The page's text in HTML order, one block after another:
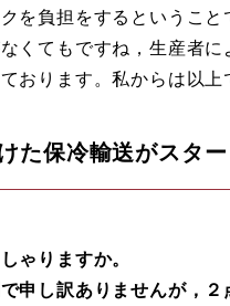
を負担をするというこ
くてもですね，生産者
おります。私からは以上
た保冷輸送がスター
ゃりますか。
申し訳ありませんが，